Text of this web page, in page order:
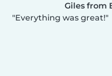
Giles from
Everything was great!